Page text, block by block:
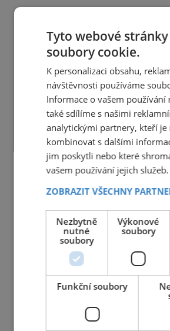
Tyto webové
soubory cookie.
K personalizaci obsahu,
návštěvnosti používáme
Informace o vašem používání
také sdílíme s našimi
analytickými partnery, kteří je
kombinovat s dalšími
jim poskytli nebo které
vašem používání jejich
ZOBRAZIT VŠECHNY
Nezbytně
nutné
soubory
Výkonové
soubory
Funkční soubory